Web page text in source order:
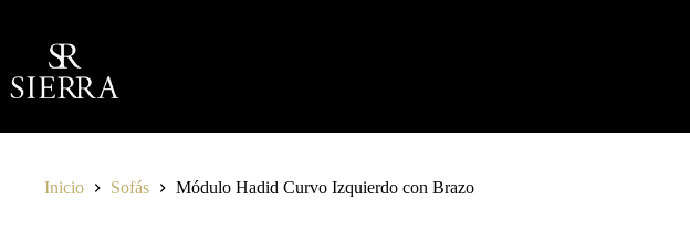
contenido
Inicio Sofás
Módulo Hadid Curvo Izquierdo con Brazo